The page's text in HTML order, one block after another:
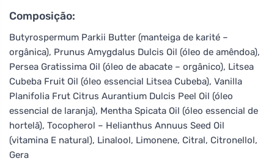
Composição:
Butyrospermum Parkii Butter (manteiga de karité –
orgânica), Prunus Amygdalus Dulcis Oil (óleo de amêndoa),
Persea Gratissima Oil (óleo de abacate – orgânico), Litsea
Cubeba Fruit Oil (óleo essencial Litsea Cubeba), Vanilla
Planifolia Frut Citrus Aurantium Dulcis Peel Oil (óleo
essencial de laranja), Mentha Spicata Oil (óleo essencial de
hortelã), Tocopherol – Helianthus Annuus Seed Oil
(vitamina E natural), Linalool, Limonene, Citral, Citronellol,
Gera